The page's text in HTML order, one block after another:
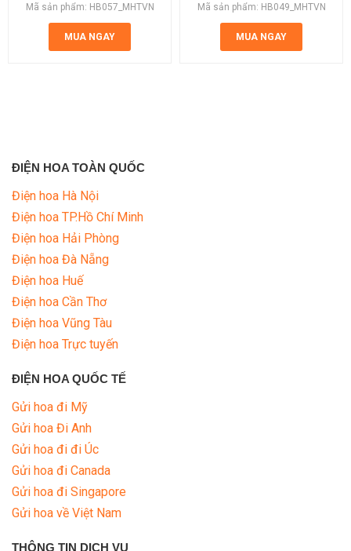
Mã sản phẩm: HB057_MHTVN
MUA NGAY
Mã sản phẩm: HB049_MHTVN
MUA NGAY
ĐIỆN HOA TOÀN QUỐC
Điện hoa Hà Nội
Điện hoa TP.Hồ Chí Minh
Điện hoa Hải Phòng
Điện hoa Đà Nẵng
Điện hoa Huế
Điện hoa Cần Thơ
Điện hoa Vũng Tàu
Điện hoa Trực tuyến
ĐIỆN HOA QUỐC TẾ
Gửi hoa đi Mỹ
Gửi hoa Đi Anh
Gửi hoa đi đi Úc
Gửi hoa đi Canada
Gửi hoa đi Singapore
Gửi hoa về Việt Nam
THÔNG TIN DỊCH VỤ